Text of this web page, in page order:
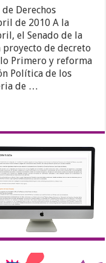
Derechos
de 2010 A la
el Senado de la
de decreto
Primero y reforma
Política de los
de …